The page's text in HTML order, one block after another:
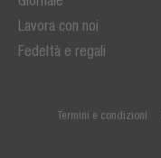
Lavora con noi
Fedeltà e regali
Termini e condizioni